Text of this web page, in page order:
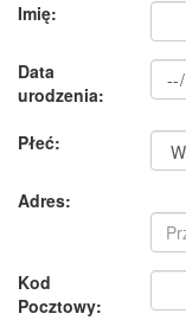
Imię:
Data
urodzenia:
Płeć:
Adres:
Kod
Pocztowy: